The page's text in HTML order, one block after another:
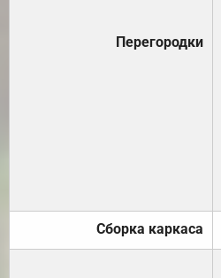
Перегородки
Сборка каркаса